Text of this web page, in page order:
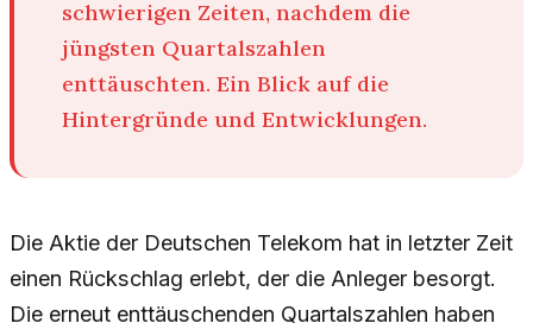
schwierigen Zeiten, nachdem die
jüngsten Quartalszahlen
enttäuschten. Ein Blick auf die
Hintergründe und Entwicklungen.
Die Aktie der Deutschen Telekom hat in letzter Zeit
einen Rückschlag erlebt, der die Anleger besorgt.
Die erneut enttäuschenden Quartalszahlen haben